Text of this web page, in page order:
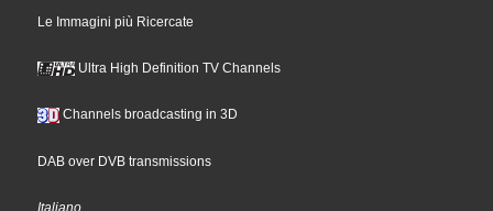
Le Immagini più Ricercate
Ultra High Definition TV Channels
Channels broadcasting in 3D
DAB over DVB transmissions